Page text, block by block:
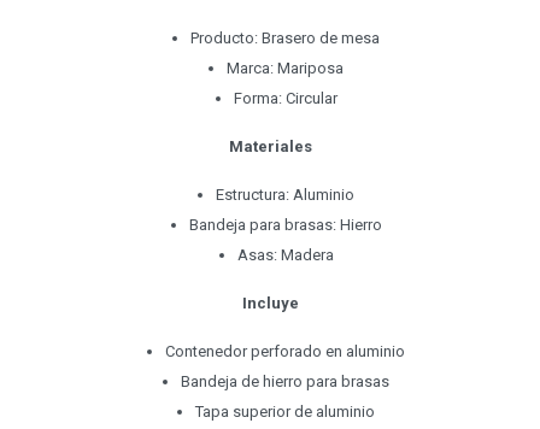
Producto: Brasero de mesa
Marca: Mariposa
Forma: Circular
Materiales
Estructura: Aluminio
Bandeja para brasas: Hierro
Asas: Madera
Incluye
Contenedor perforado en aluminio
Bandeja de hierro para brasas
Tapa superior de aluminio